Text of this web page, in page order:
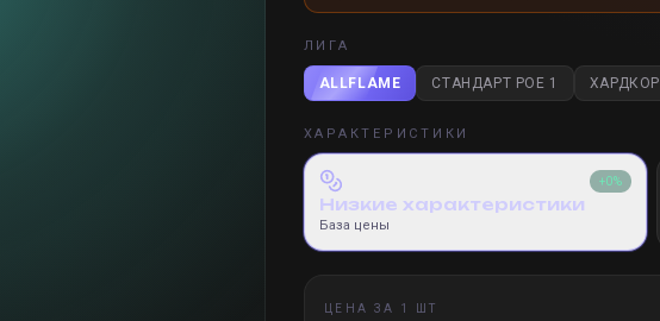
ЛИГА
ALLFLAME СТАНДАРТ POE 1 ХАРДКОР
ХАРАКТЕРИСТИКИ
+0%
Низкие характеристики
База цены
ЦЕНА ЗА 1 ШТ